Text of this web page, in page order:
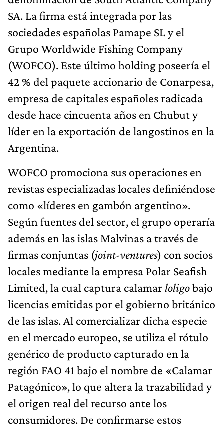
SA. La firma está integrada por las
sociedades españolas Pamape SL y el
Grupo Worldwide Fishing Company
(WOFCO). Este último holding poseería el
42 % del paquete accionario de Conarpesa,
empresa de capitales españoles radicada
desde hace cincuenta años en Chubut y
líder en la exportación de langostinos en la
Argentina.
WOFCO promociona sus operaciones en
revistas especializadas locales definiéndose
como «líderes en gambón argentino».
Según fuentes del sector, el grupo operaría
además en las islas Malvinas a través de
firmas conjuntas (joint-ventures) con socios
locales mediante la empresa Polar Seafish
Limited, la cual captura calamar loligobajo
licencias emitidas por el gobierno británico
de las islas. Al comercializar dicha especie
en el mercado europeo, se utiliza el rótulo
genérico de producto capturado en la
región FAO 41 bajo el nombre de «Calamar
Patagónico», lo que altera la trazabilidad y
el origen real del recurso ante los
consumidores. De confirmarse estos